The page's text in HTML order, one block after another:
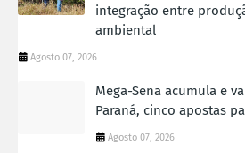
integração entre
ambiental
Agosto 07, 2026
Mega-Sena acumula e
Paraná, cinco apostas
Agosto 07, 2026